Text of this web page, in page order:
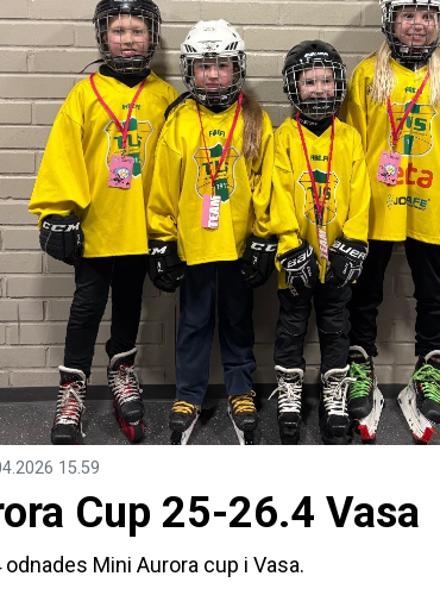
15.59
Cup 25-26.4 Vasa
odnades Mini Aurora cup i Vasa.